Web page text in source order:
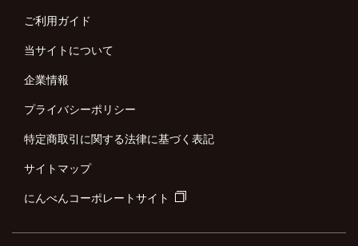
ご利用ガイド
当サイトについて
企業情報
プライバシーポリシー
特定商取引に関する法律に基づく表記
サイトマップ
にんべんコーポレートサイト